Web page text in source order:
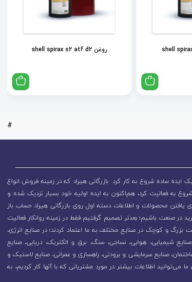
روغن shell spirax s2 atf d2
#
ایده ساده شروع به کار کرد. بازرگانی هیراد که در زمینه فروش انواع
به فعالیت کرد، هم‌اکنون به ایده اولیه خود بسیار نزدیک شده و
یافتن محصولات و اطلاعات دسته اول روی بازرگانی هیراد حساب باز
صنعت باشیم؛ بعدتر تصمیم گرفتیم فقط در زمینه روانکار فعالیت
باعث رشد روزافزون مجموعه شد. در همین راستا بیش از 800 شرکت بزرگ و کوچک در صنایع مختلف به ما اعتماد کردند؛ در صنایع انرژی،
شیمیایی، هوایی، نساجی، سنگ، برق و الکتریک، دریایی، صنایع
صنایع سرمایشی و برودتی، راهسازی و عمرانی، صنایع لاستیک و
می‌توانید اطلاعات بیشتر در مورد مشتریانی که با آنها کار کردیم، به